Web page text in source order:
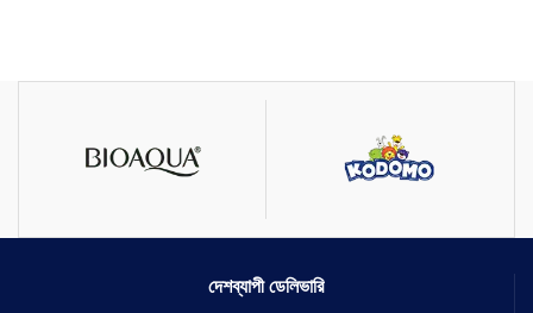
দেশব্যাপী ডেলিভারি